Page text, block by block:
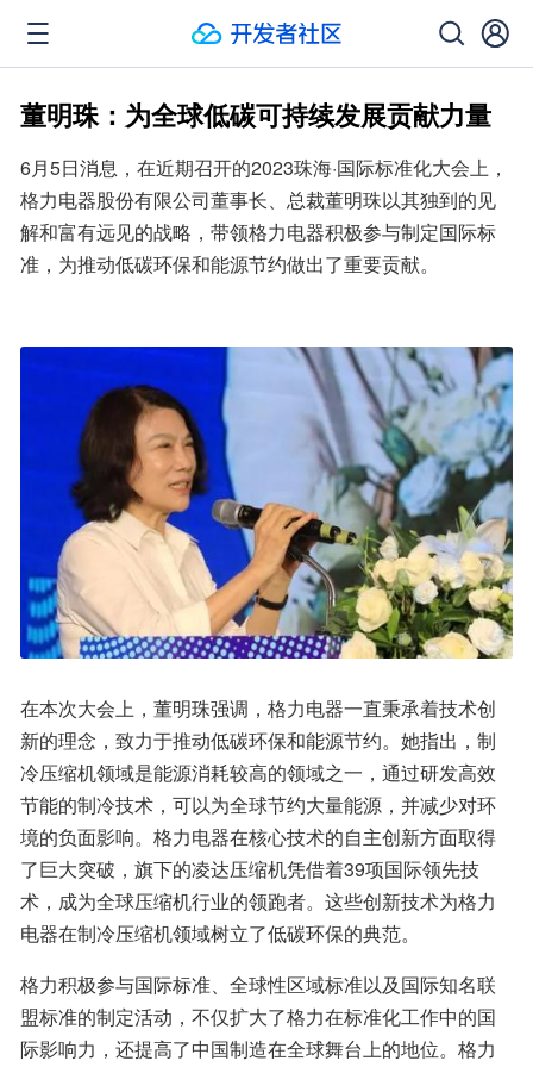
董明珠：为全球低碳可持续发展贡献力量
6月5日消息，在近期召开的2023珠海·国际标准化大会上，
格力电器股份有限公司董事长、总裁董明珠以其独到的见
解和富有远见的战略，带领格力电器积极参与制定国际标
准，为推动低碳环保和能源节约做出了重要贡献。
在本次大会上，董明珠强调，格力电器一直秉承着技术创
新的理念，致力于推动低碳环保和能源节约。她指出，制
冷压缩机领域是能源消耗较高的领域之一，通过研发高效
节能的制冷技术，可以为全球节约大量能源，并减少对环
境的负面影响。格力电器在核心技术的自主创新方面取得
了巨大突破，旗下的凌达压缩机凭借着39项国际领先技
术，成为全球压缩机行业的领跑者。这些创新技术为格力
电器在制冷压缩机领域树立了低碳环保的典范。
格力积极参与国际标准、全球性区域标准以及国际知名联
盟标准的制定活动，不仅扩大了格力在标准化工作中的国
际影响力，还提高了中国制造在全球舞台上的地位。格力